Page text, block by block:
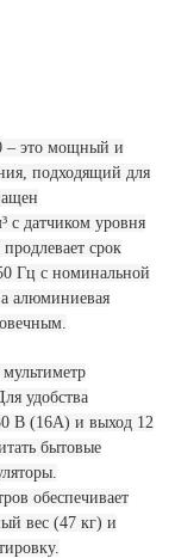
– это мощный и
подходящий для
с датчиком уровня
срок
Гц с номинальной
алюминиевая
удобства
В (16А) и выход 12
бытовые
обеспечивает
вес (47 кг) и